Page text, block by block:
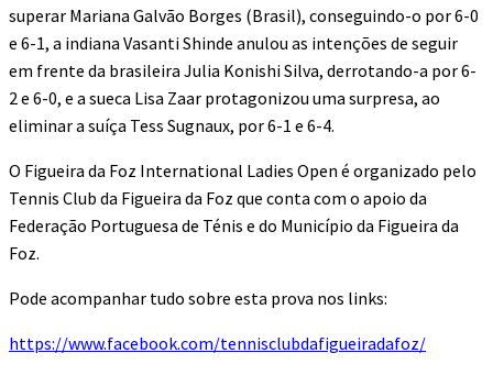
superar Mariana Galvão Borges (Brasil), conseguindo-o por 6-0
e 6-1, a indiana Vasanti Shinde anulou as intenções de seguir
em frente da brasileira Julia Konishi Silva, derrotando-a por 6-
2 e 6-0, e a sueca Lisa Zaar protagonizou uma surpresa, ao
eliminar a suíça Tess Sugnaux, por 6-1 e 6-4.
O Figueira da Foz International Ladies Open é organizado pelo
Tennis Club da Figueira da Foz que conta com o apoio da
Federação Portuguesa de Ténis e do Município da Figueira da
Foz.
Pode acompanhar tudo sobre esta prova nos links:
https://www.facebook.com/tennisclubdafigueiradafoz/